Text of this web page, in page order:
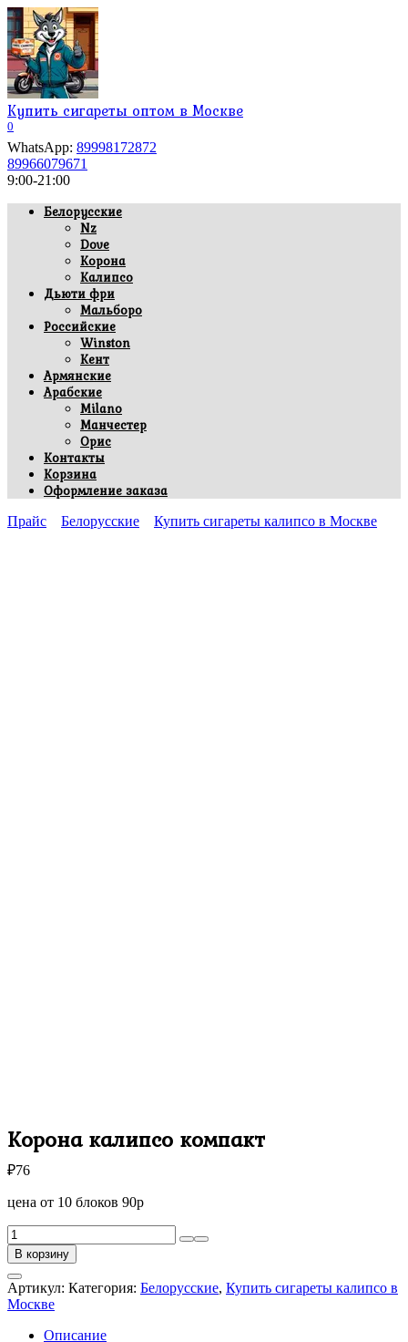
Перейти
к
содержанию
Купить сигареты оптом в Москве
0
WhatsApp: 89998172872
89966079671
9:00-21:00
Белорусские
Nz
Dove
Корона
Калипсо
Дьюти фри
Мальборо
Российские
Winston
Кент
Армянские
Арабские
Milano
Манчестер
Орис
Контакты
Корзина
Оформление заказа
Прайс Белорусские Купить сигареты калипсо в Москве
Корона калипсо компакт
₽76
цена от 10 блоков 90р
Количество
товара
Корона
калипсо
компакт
В корзину
Артикул: Категория: Белорусские, Купить сигареты калипсо в
Москве
Описание